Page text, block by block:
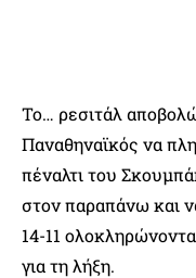
Το… ρεσιτάλ
Παναθηναϊκός να
πέναλτι του
στον παραπάνω και
14-11
για τη λήξη.